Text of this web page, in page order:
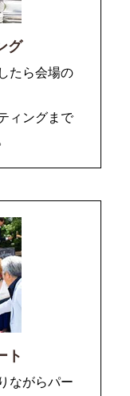
グ
たら会場の
ィングまで
ト
ながらパー